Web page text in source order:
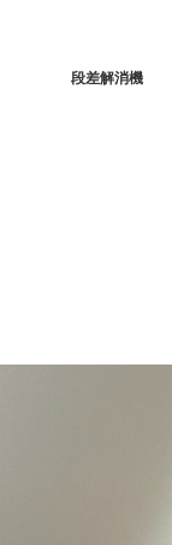
段差解消機